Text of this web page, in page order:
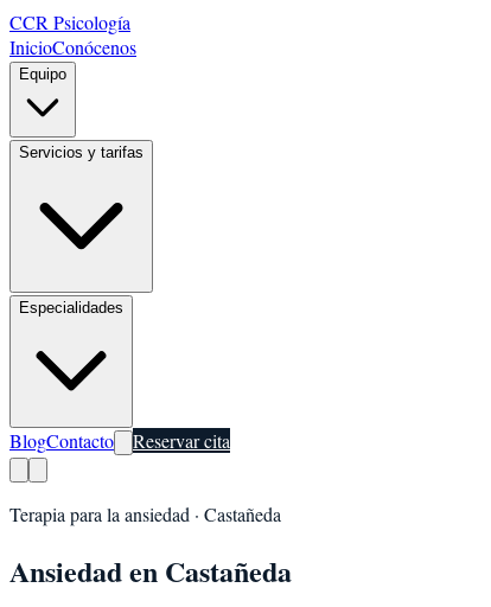
CCR Psicología
InicioConócenos
Equipo
Servicios y tarifas
Especialidades
BlogContacto Reservar cita
Terapia para la ansiedad · Castañeda
Ansiedaden Castañeda